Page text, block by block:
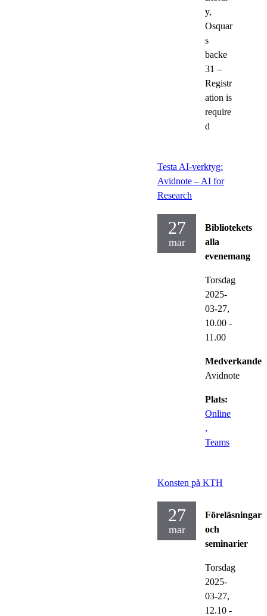
y,
Osquar
s
backe
31 –
Registr
ation is
require
d
Testa AI-verktyg:
Avidnote – AI for
Research
27
mar
Bibliotekets
alla
evenemang
Torsdag
2025-
03-27,
10.00 -
11.00
Medverkande:
Avidnote
Plats:
Online
,
Teams
Konsten på KTH
27
mar
Föreläsningar
och
seminarier
Torsdag
2025-
03-27,
12.10 -